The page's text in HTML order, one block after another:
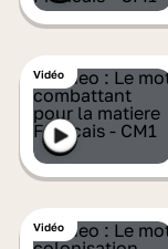
Vidéo
Vidéo